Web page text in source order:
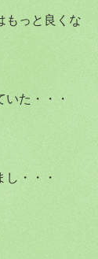
もっと良くな
た・・・
・・・